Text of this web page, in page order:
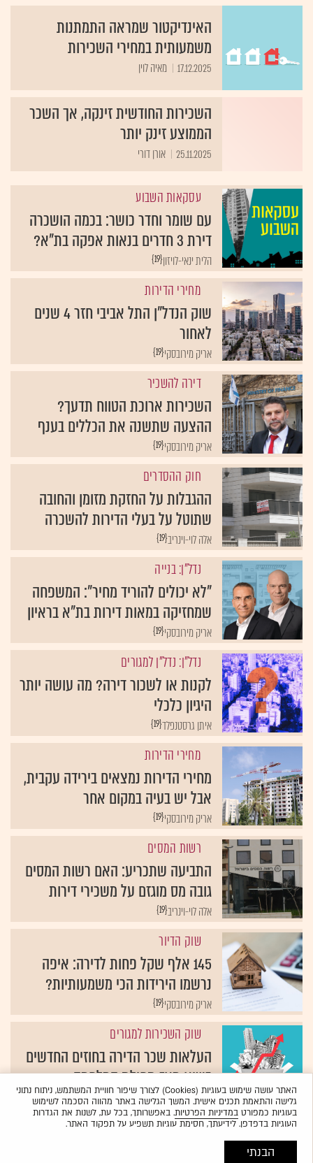
האינדיקטור שמראה התמתנות
משמעותית במחירי השכירות
17.12.2025 מאיה לוין
השכירות החודשית זינקה, אך השכר
הממוצע זינק יותר
25.11.2025 אורן דורי
עסקאות השבוע
עם שומר וחדר כושר: בכמה הושכרה
דירת 3 חדרים בנאות אפקה בת"א?
{19}הלית ינאי-לויזון
מחירי הדירות
שוק הנדל"ן התל אביבי חזר 4 שנים
לאחור
{19}אריק מירובסקי
דירה להשכיר
השכירות ארוכת הטווח תדעך?
ההצעה שתשנה את הכללים בענף
{19}אריק מירובסקי
חוק ההסדרים
ההגבלות על החזקת מזומן והחובה
שתוטל על בעלי הדירות להשכרה
{19}אלה לוי-וינריב
נדל"ן: בנייה
"לא יכולים להוריד מחיר": המשפחה
שמחזיקה במאות דירות בת"א בראיון
{19}אריק מירובסקי
נדל"ן: נדל"ן למגורים
לקנות או לשכור דירה? מה עושה יותר
היגיון כלכלי
{19}איתן גרסטנפלד
מחירי הדירות
מחירי הדירות נמצאים בירידה עקבית,
אבל יש בעיה במקום אחר
{19}אריק מירובסקי
רשות המסים
התביעה שתכריע: האם רשות המסים
גובה מס מוגזם על משכירי דירות
{19}אלה לוי-וינריב
שוק הדיור
145 אלף שקל פחות לדירה: איפה
נרשמו הירידות הכי משמעותיות?
{19}אריק מירובסקי
שוק השכירות למגורים
העלאות שכר הדירה בחוזים החדשים
בשיא מאז תחילת המלחמה
{19}אריק מירובסקיהאתר עושה שימוש בעוגיות (Cookies) לצורך שיפור חוויית המשתמש, ניתוח נתוני
גלישה והתאמת תכנים אישית. המשך הגלישה באתר מהווה הסכמה לשימוש
בעוגיות כמפורטבמדיניות הפרטיות. באפשרותך, בכל עת, לשנות את הגדרות
העוגיות בדפדפן. לידיעתך, חסימת עוגיות תשפיע על תפקוד האתר.
הבנתי